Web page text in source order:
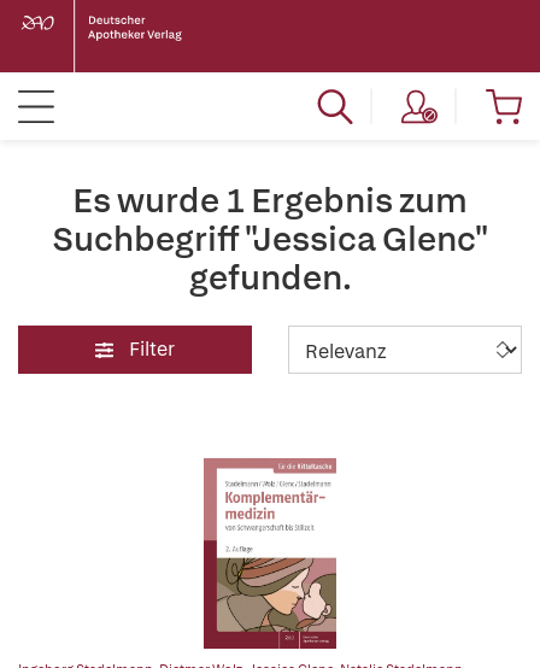
Es wurde 1 Ergebnis zum
Suchbegriff "Jessica Glenc"
gefunden.
Filter